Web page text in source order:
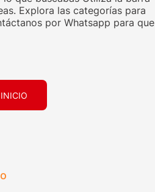
Explora las categorías para
por Whatsapp para que